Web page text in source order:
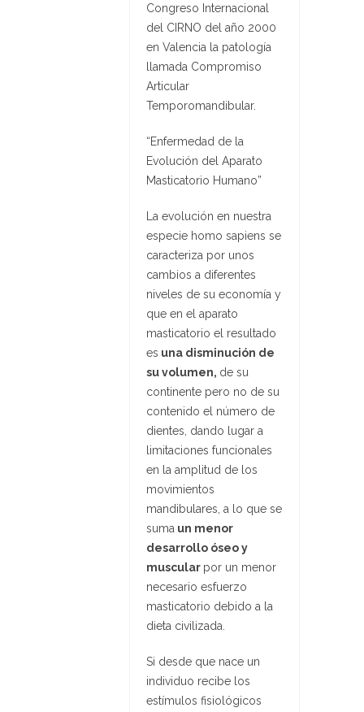
Congreso Internacional
del CIRNO del año 2000
en Valencia la patología
llamada Compromiso
Articular
Temporomandibular.
“Enfermedad de la
Evolución del Aparato
Masticatorio Humano”
La evolución en nuestra
especie homo sapiens se
caracteriza por unos
cambios a diferentes
niveles de su economía y
que en el aparato
masticatorio el resultado
es una disminución de
su volumen, de su
continente pero no de su
contenido el número de
dientes, dando lugar a
limitaciones funcionales
en la amplitud de los
movimientos
mandibulares, a lo que se
suma un menor
desarrollo óseo y
muscular por un menor
necesario esfuerzo
masticatorio debido a la
dieta civilizada.
Si desde que nace un
individuo recibe los
estímulos fisiológicos